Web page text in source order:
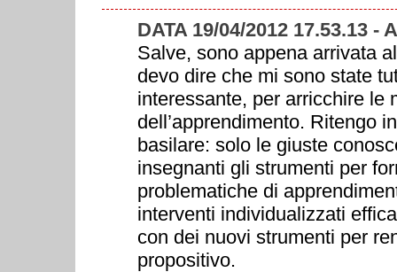
DATA 19/04/2012 17.53.13 -
Salve, sono appena arrivata
devo dire che mi sono state
interessante, per arricchire le
dell’apprendimento. Ritengo
basilare: solo le giuste
insegnanti gli strumenti per
problematiche di
interventi individualizzati
con dei nuovi strumenti per
propositivo.